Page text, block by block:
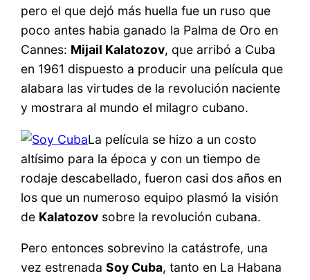
pero el que dejó más huella fue un ruso que
poco antes habia ganado la Palma de Oro en
Cannes: Mijail Kalatozov, que arribó a Cuba
en 1961 dispuesto a producir una película que
alabara las virtudes de la revolución naciente
y mostrara al mundo el milagro cubano.
La película se hizo a un costo
altísimo para la época y con un tiempo de
rodaje descabellado, fueron casi dos años en
los que un numeroso equipo plasmó la visión
de Kalatozov sobre la revolución cubana.
Pero entonces sobrevino la catástrofe, una
vez estrenadaSoy Cuba, tanto en La Habana